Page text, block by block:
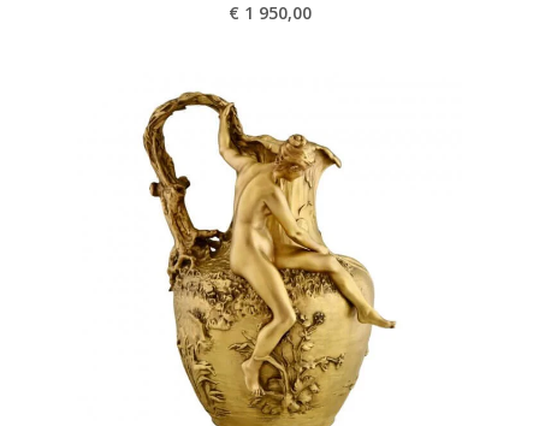
€ 1 950,00